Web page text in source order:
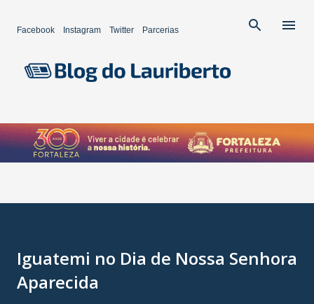
Facebook Instagram Twitter Parcerias
Iguatemi no Dia de Nossa Senhora
Aparecida